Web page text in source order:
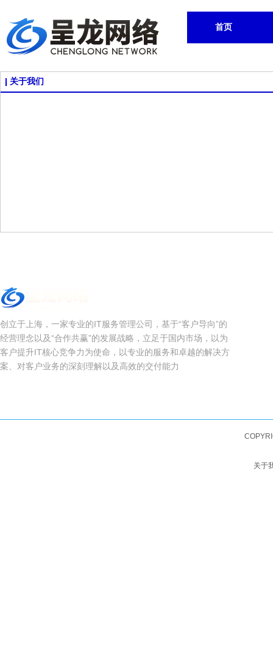
首页
关于我们
创立于上海，一家专业的IT服务管理公司，基于“客户导向”的
经营理念以及“合作共赢”的发展战略，立足于国内市场，以为
客户提升IT核心竞争力为使命，以专业的服务和卓越的解决方
案、对客户业务的深刻理解以及高效的交付能力
关于